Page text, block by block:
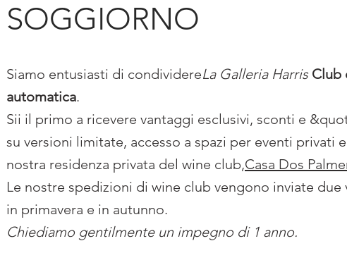
SOGGIORNO
Siamo entusiasti di condividereLa Galleria Harris Club
automatica.
Sii il primo a ricevere vantaggi esclusivi, sconti e
su versioni limitate, accesso a spazi per eventi privati
nostra residenza privata del wine club,Casa Dos
Le nostre spedizioni di wine club vengono inviate due
in primavera e in autunno.
Chiediamo gentilmente un impegno di 1 anno.